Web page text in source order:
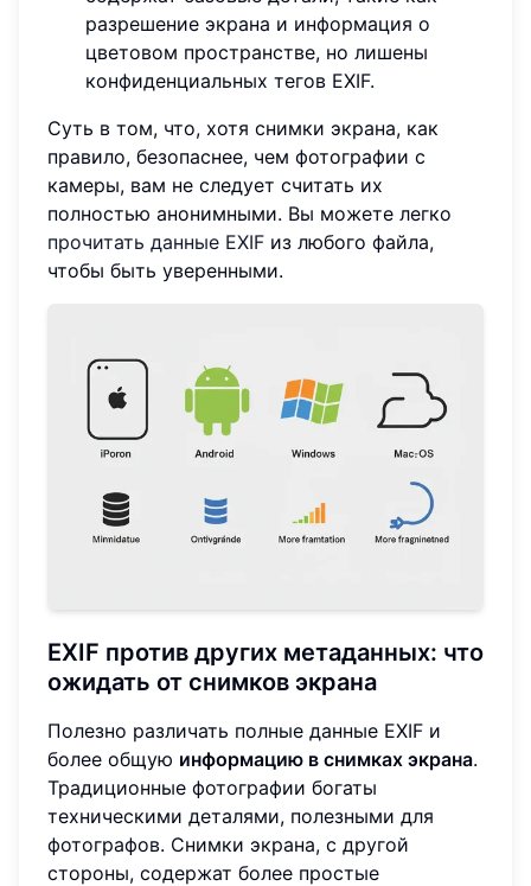
разрешение экрана и информация о
цветовом пространстве, но лишены
конфиденциальных тегов EXIF.
Суть в том, что, хотя снимки экрана, как
правило, безопаснее, чем фотографии с
камеры, вам не следует считать их
полностью анонимными. Вы можете легко
прочитать данные EXIF из любого файла,
чтобы быть уверенными.
EXIF против других метаданных: что
ожидать от снимков экрана
Полезно различать полные данные EXIF и
более общую информацию в снимках экрана.
Традиционные фотографии богаты
техническими деталями, полезными для
фотографов. Снимки экрана, с другой
стороны, содержат более простые